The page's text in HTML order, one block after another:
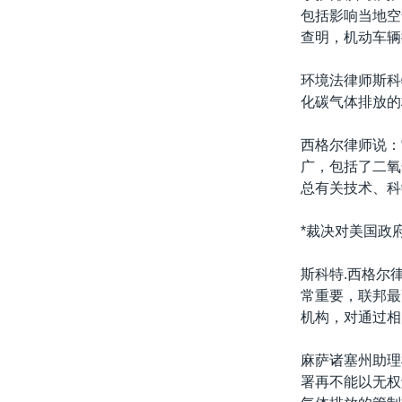
包括影响当地
查明，机动车
环境法律师斯
化碳气体排放
西格尔律师说
广，包括了二
总有关技术、
*裁决对美国政
斯科特.西格尔
常重要，联邦
机构，对通过
麻萨诸塞州助
署再不能以无